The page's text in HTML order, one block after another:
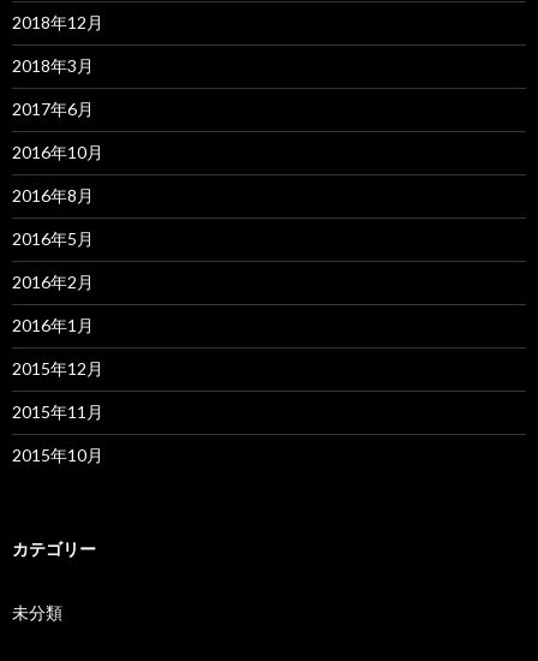
2018年12月
2018年3月
2017年6月
2016年10月
2016年8月
2016年5月
2016年2月
2016年1月
2015年12月
2015年11月
2015年10月
カテゴリー
未分類